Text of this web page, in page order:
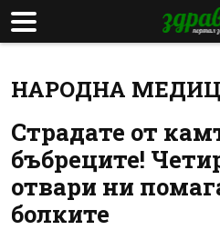
НАРОДНА
Страдате от
бъбреците!
отвари ни
болките